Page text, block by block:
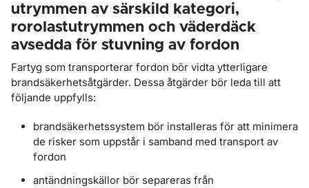
utrymmen av särskild kategori,
rorolastutrymmen och väderdäck
avsedda för stuvning av fordon
Fartyg som transporterar fordon bör vidta ytterligare
brandsäkerhetsåtgärder. Dessa åtgärder bör leda till att
följande uppfylls:
brandsäkerhetssystem bör installeras för att minimera
de risker som uppstår i samband med transport av
fordon
antändningskällor bör separeras från